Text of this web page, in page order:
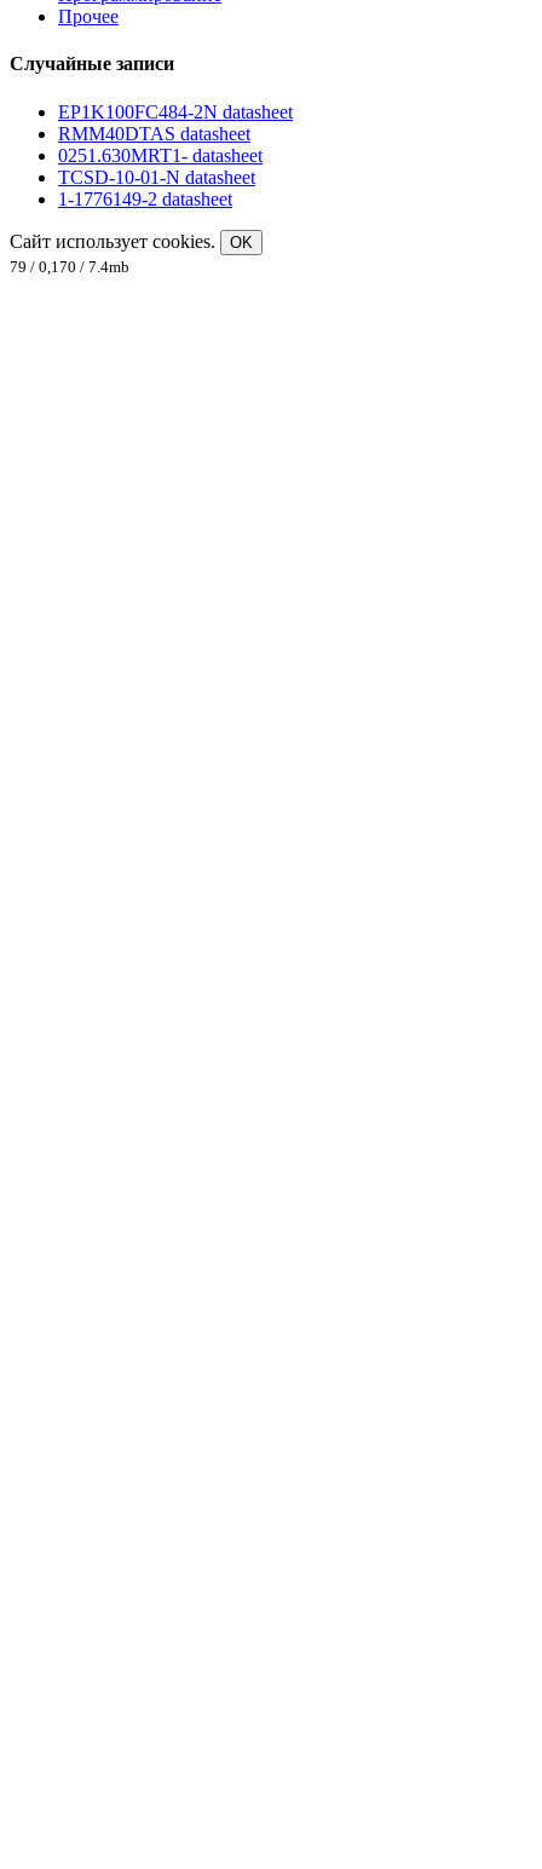
Прочее
Случайные записи
EP1K100FC484-2N datasheet
RMM40DTAS datasheet
0251.630MRT1- datasheet
TCSD-10-01-N datasheet
1-1776149-2 datasheet
Сайт использует cookies.
OK
79 / 0,170 / 7.4mb